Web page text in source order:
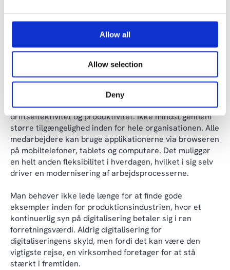
Allow all
Allow selection
Deny
respektive opgaver, men forretningsværdien bliver
endnu større, når man kombinerer individuelle
løsninger i en enkelt integreret IT-løsning med høj
Fra overvågning af finansiel styring i realtid og bedre
prognoser af resultater til optimeret planlægning,
produktion, lagerhold og transport maksimeres
driftseffektivitet og produktivitet. Ikke mindst gennem
større tilgængelighed inden for hele organisationen. Alle
medarbejdere kan bruge applikationerne via browseren
på mobiltelefoner, tablets og computere. Det muliggør
en helt anden fleksibilitet i hverdagen, hvilket i sig selv
driver en modernisering af arbejdsprocesserne.
Man behøver ikke lede længe for at finde gode
eksempler inden for produktionsindustrien, hvor et
kontinuerlig syn på digitalisering betaler sig i ren
forretningsværdi. Aldrig digitalisering for
digitaliseringens skyld, men fordi det kan være den
vigtigste rejse, en virksomhed foretager for at stå
stærkt i fremtiden.